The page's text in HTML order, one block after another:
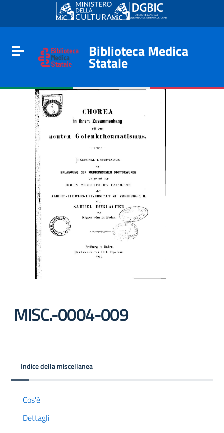
Go to content
Go to the navigation menu
Go to the footer
Toggle navigation
Biblioteca Medica
Statale
MISC.-0004-009
Indice della miscellanea
Cos'è
Dettagli